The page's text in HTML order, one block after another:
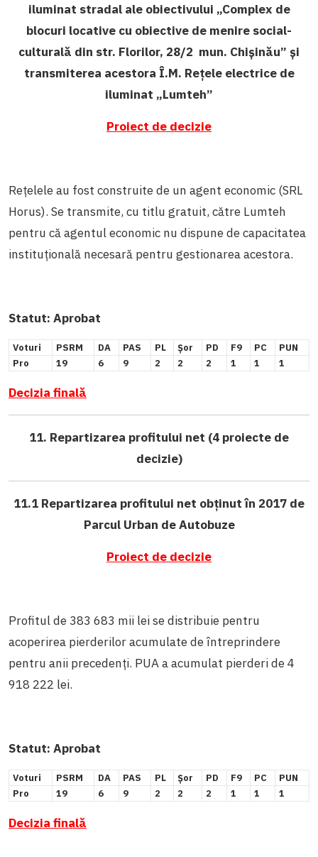
iluminat stradal ale obiectivului „Complex de
blocuri locative cu obiective de menire social-
culturală din str. Florilor, 28/2 mun. Chișinău” și
transmiterea acestora Î.M. Rețele electrice de
iluminat „Lumteh”
Proiect de decizie
Rețelele au fost construite de un agent economic (SRL
Horus). Se transmite, cu titlu gratuit, către Lumteh
pentru că agentul economic nu dispune de capacitatea
instituțională necesară pentru gestionarea acestora.
Statut: Aprobat
Voturi PSRM DA PAS PL Șor PD F9 PC
PUN
Pro
19 6 9 2 2 2 1 1 1
Decizia finală
11. Repartizarea profitului net (4 proiecte de
decizie)
11.1 Repartizarea profitului net obținut în 2017 de
Parcul Urban de Autobuze
Proiect de decizie
Profitul de 383 683 mii lei se distribuie pentru
acoperirea pierderilor acumulate de întreprindere
pentru anii precedenți. PUA a acumulat pierderi de 4
918 222 lei.
Statut: Aprobat
Voturi PSRM DA PAS PL Șor PD F9 PC
PUN
Pro
19 6 9 2 2 2 1 1 1
Decizia finală